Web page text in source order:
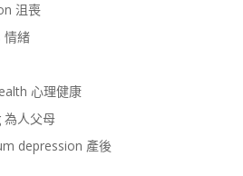
沮喪
情緒
心理健康
為人父母
depression 產後